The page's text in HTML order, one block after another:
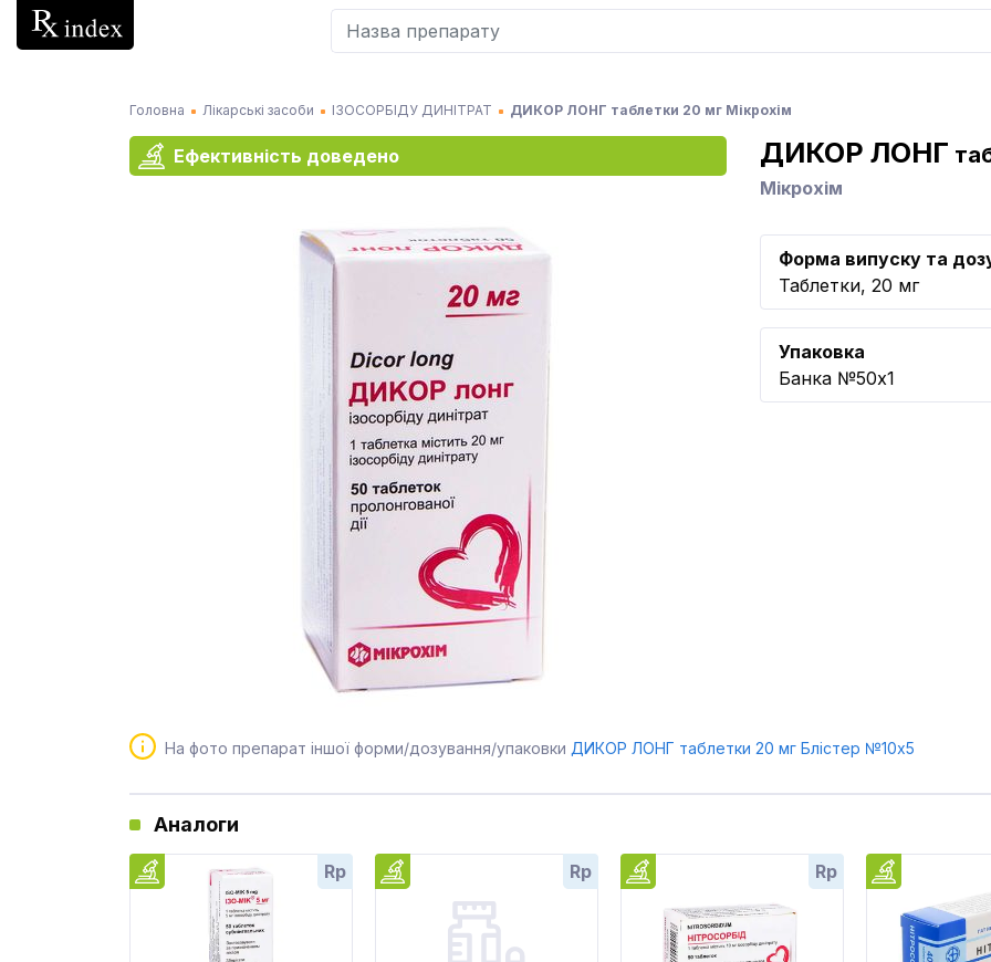
Головна Лікарські засоби ІЗОСОРБІДУ ДИНІТРАТ ДИКОР ЛОНГ таблетки 20 мг Мікрохім
Ефективність доведено ДИКОР ЛОНГ
Мікрохім
Форма випуску та
Таблетки, 20 мг
Упаковка
Банка №50x1
На фото препарат іншої форми/дозування/упаковки ДИКОР ЛОНГ таблетки 20 мг Блістер №10x5
Аналоги
Rp Rp Rp